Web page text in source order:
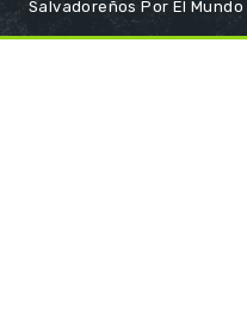
Salvadoreños Por El Mundo